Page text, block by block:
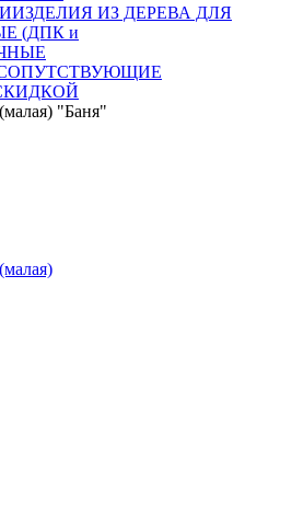
ИЗДЕЛИЯ ИЗ ДЕРЕВА ДЛЯ
(ДПК и
"Баня"